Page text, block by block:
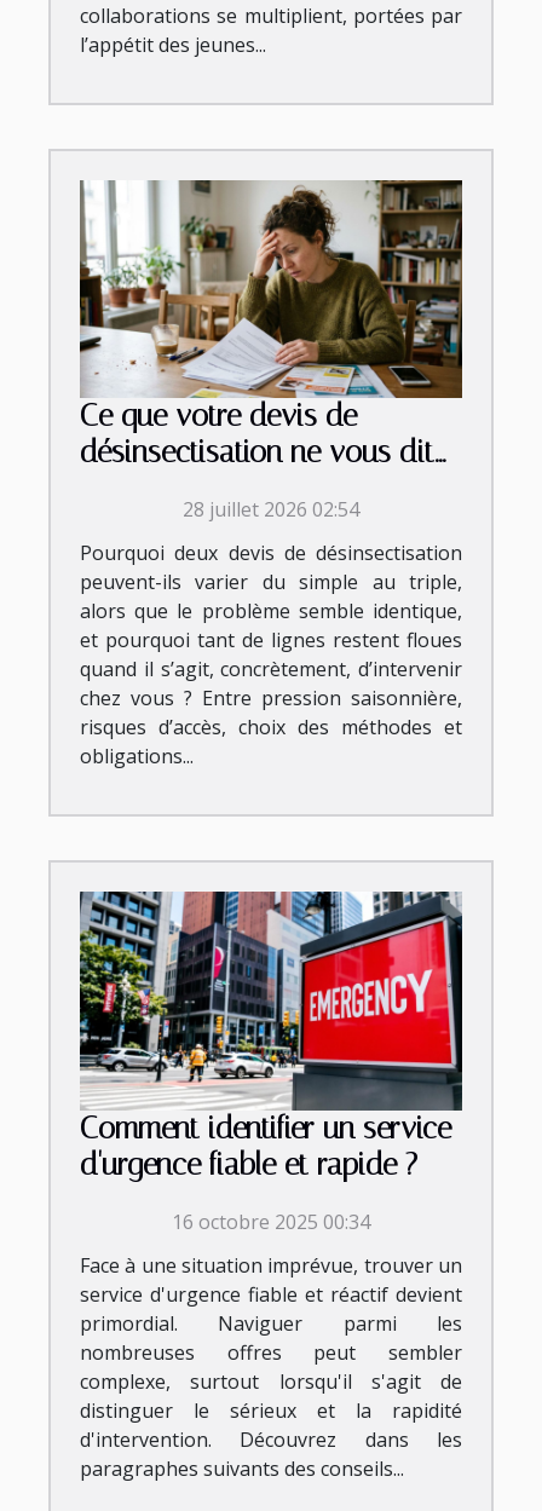
collaborations se multiplient, portées par
l’appétit des jeunes...
Ce que votre devis de
désinsectisation ne vous dit
28 juillet 2026 02:54
Pourquoi deux devis de désinsectisation
peuvent-ils varier du simple au triple,
alors que le problème semble identique,
et pourquoi tant de lignes restent floues
quand il s’agit, concrètement, d’intervenir
chez vous ? Entre pression saisonnière,
risques d’accès, choix des méthodes et
obligations...
Comment identifier un service
d'urgence fiable et rapide ?
16 octobre 2025 00:34
Face à une situation imprévue, trouver un
service d'urgence fiable et réactif devient
primordial. Naviguer parmi les
nombreuses offres peut sembler
complexe, surtout lorsqu'il s'agit de
distinguer le sérieux et la rapidité
d'intervention. Découvrez dans les
paragraphes suivants des conseils...